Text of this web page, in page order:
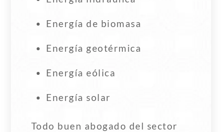
Energía de biomasa
Energía geotérmica
Energía eólica
Energía solar
Todo buen abogado del sector